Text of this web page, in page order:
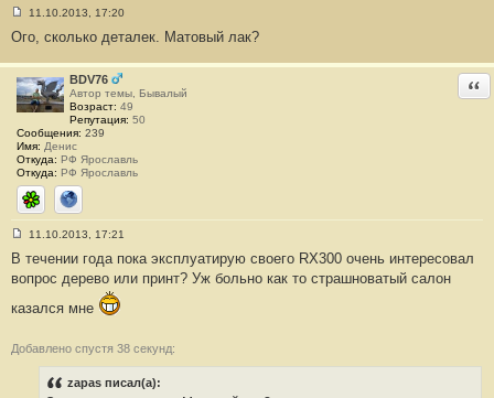
о
б
щ
е
н
и
е
#
8
9
11.10.2013, 17:20
Ого, сколько деталек. Матовый лак?
BDV76
Автор темы, Бывалый
Возраст: 49
Репутация: 50
Сообщения: 239
Имя: Денис
Откуда: РФ Ярославль
Откуда: РФ Ярославль
ICQ Сайт
о
б
е
е
11.10.2013, 17:21
В течении года пока эксплуатирую своего RX300 очень интересовал
вопрос дерево или принт? Уж больно как то страшноватый салон
казался мне
Добавлено спустя 38 секунд:
zapas писал(а):